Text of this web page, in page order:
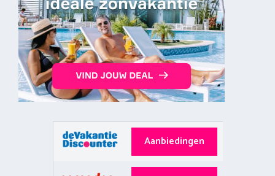
Aanbiedingen